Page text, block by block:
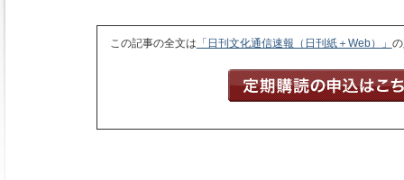
この記事の全文は 「日刊文化通信速報（日刊紙＋Web）」